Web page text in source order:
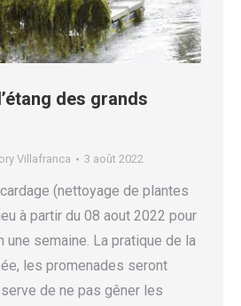
des grands
Villafranca 3 août 2022
(nettoyage de plantes
à partir du 08 aout 2022 pour
une semaine. La pratique de la
les promenades seront
de ne pas gêner les